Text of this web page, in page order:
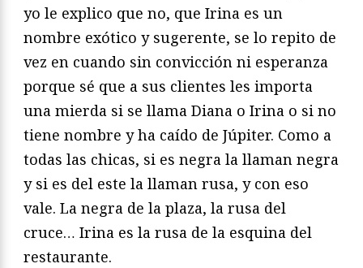
yo le explico que no, que Irina es un
nombre exótico y sugerente, se lo repito de
vez en cuando sin convicción ni esperanza
porque sé que a sus clientes les importa
una mierda si se llama Diana o Irina o si no
tiene nombre y ha caído de Júpiter. Como a
todas las chicas, si es negra la llaman negra
y si es del este la llaman rusa, y con eso
vale. La negra de la plaza, la rusa del
cruce… Irina es la rusa de la esquina del
restaurante.